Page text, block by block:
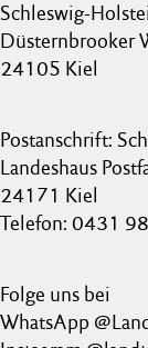
Schleswig-
Düsternbrooker
24105 Kiel
Postanschrift:
Landeshaus
24171 Kiel
Telefon: 0431
Folge uns bei
WhatsApp